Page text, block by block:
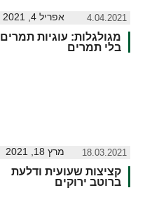
4.04.2021 אפריל 4, 2021
מגולגלות: עוגיות תמרים
בלי תמרים
18.03.2021 מרץ 18, 2021
קציצות שעועית ודלעת
ברוטב ירוקים